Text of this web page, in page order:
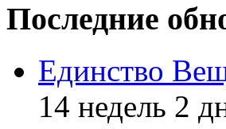
Последние
Единство
14 недель 2